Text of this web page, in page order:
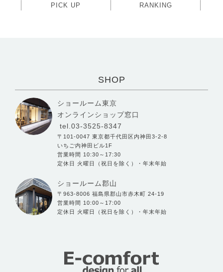
PICK UP RANKING
SHOP
ショールーム東京
オンラインショップ窓口
tel.03-3525-8347
〒101-0047 東京都千代田区内神田3-2-8
いちご内神田ビル1F
営業時間 10:30～17:30
定休日 火曜日（祝日を除く）・年末年始
ショールーム郡山
〒963-8006 福島県郡山市赤木町 24-19
営業時間 10:00～17:00
定休日 火曜日（祝日を除く）・年末年始